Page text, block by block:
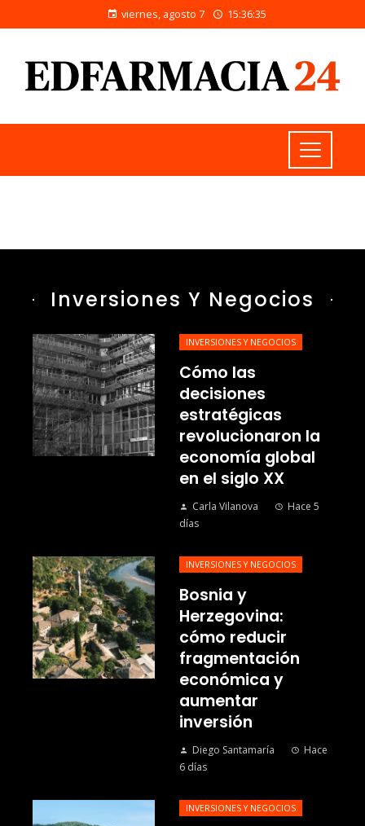
viernes, agosto 7 15:36:36
Inversiones Y Negocios
INVERSIONES Y NEGOCIOS
Cómo las
decisiones
estratégicas
revolucionaron la
economía global
en el siglo XX
Carla Vilanova
Hace 5
días
INVERSIONES Y NEGOCIOS
Bosnia y
Herzegovina:
cómo reducir
fragmentación
económica y
aumentar
inversión
Diego Santamaría
Hace
6 días
INVERSIONES Y NEGOCIOS